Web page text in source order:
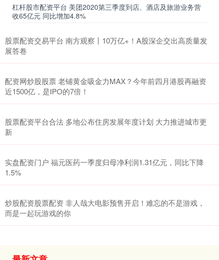
杠杆股市配资平台 美团2020第三季度到店、酒店及旅游业务营
收65亿元 同比增加4.8%
股票配资交易平台 南方观察丨10万亿+！A股深企交出高质量发
展答卷
配资网炒股股票 老铺黄金吸金力MAX？今年前四月港股再融资
近1500亿，是IPO的7倍！
股票配资平台合法 多地公布住房发展年度计划 大力推进城市更
新
实盘配资门户 福元医药一季度归母净利润1.31亿元，同比下降
1.5%
炒股配资股票配资 非人哉大电影预售开启！难忘的不是游戏，
而是一起玩游戏的你